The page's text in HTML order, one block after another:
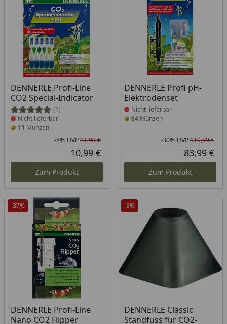
DENNERLE Profi-Line
CO2 Special-Indicator
(1)
Produkt nicht lieferbar
Nicht lieferbar
11 Münzen
Rabatt in Prozent
-8%
Ursprünglicher Preis
UVP11,99 €
Aktueller Preis
10,99 €
Zum Produkt
DENNERLE Profi pH-
Elektrodenset
Produkt nicht lieferbar
Nicht lieferbar
84Münzen
-30% UVP119,99 €
83,99 €
Zum Produkt
-37%
DENNERLE Profi-Line
Nano CO2 Flipper
Produkt nicht lieferbar
-8%
DENNERLE Classic
Standfuss für CO2-
Produkt nicht lieferbar